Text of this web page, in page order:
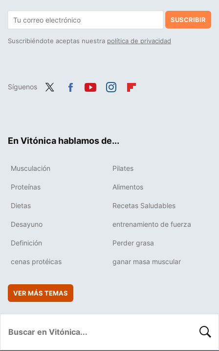
SUSCRIBIR
Suscribiéndote aceptas nuestra política de privacidad
Síguenos
En Vitónica hablamos de...
Musculación Pilates
Proteínas Alimentos
Dietas Recetas Saludables
Desayuno entrenamiento de fuerza
Definición Perder grasa
cenas protéicas ganar masa muscular
VER MÁS TEMAS